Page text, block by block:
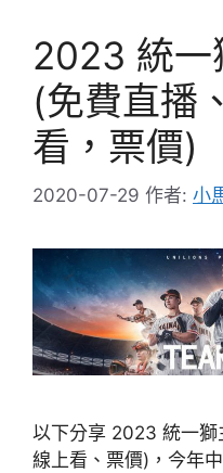
2023 統一
(免費直播
看，票價)
2020-07-29 作者: 小
以下分享 2023 統一獅
線上看、票價)，今年